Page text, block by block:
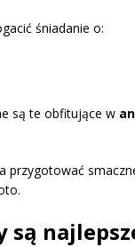
śniadanie o:
są te obfitujące w
przygotować
są